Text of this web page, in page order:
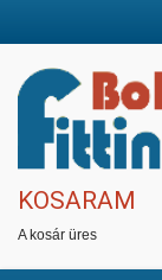
KOSARAM
A kosár üres